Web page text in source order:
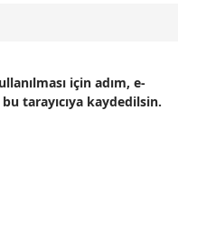
için adım, e-
tarayıcıya kaydedilsin.